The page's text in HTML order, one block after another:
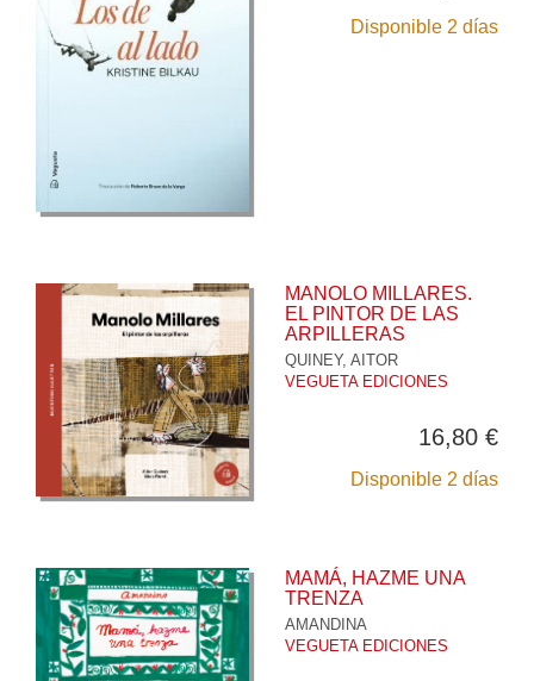
Disponible 2 días
MANOLO MILLARES.
EL PINTOR DE LAS
ARPILLERAS
QUINEY, AITOR
VEGUETA EDICIONES
16,80 €
Disponible 2 días
MAMÁ, HAZME UNA
TRENZA
AMANDINA
VEGUETA EDICIONES